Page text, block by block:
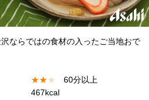
ならではの食材の入ったご当地おで
★★★
60分以上
467kcal